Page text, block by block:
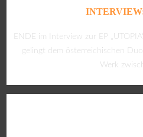
ENDE im Interview zur EP
gelingt dem österreichischen
Werk